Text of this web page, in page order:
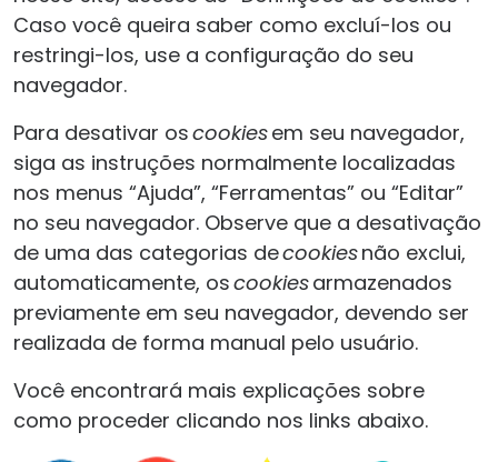
Caso você queira saber como excluí-los ou
restringi-los, use a configuração do seu
navegador.
Para desativar oscookiesem seu navegador,
siga as instruções normalmente localizadas
nos menus “Ajuda”, “Ferramentas” ou “Editar”
no seu navegador. Observe que a desativação
de uma das categorias decookiesnão exclui,
automaticamente, oscookiesarmazenados
previamente em seu navegador, devendo ser
realizada de forma manual pelo usuário.
Você encontrará mais explicações sobre
como proceder clicando nos links abaixo.